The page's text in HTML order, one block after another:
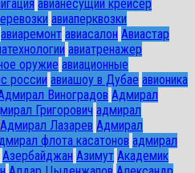
авианесущий крейсер
авиаперквозки
авиаремонт авиасалон Авиастар
авиатренажер
оружие авиационные
россии авиашоу в Дубае авионика
Виноградов Адмирал
Григорович адмирал
Адмирал Лазарев Адмирал
флота касатонов адмирал
Азербайджан Азимут Академик